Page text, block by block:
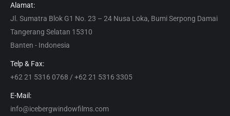
Alamat:
Jl. Sumatra Blok G1 No. 23 – 24 Nusa Loka, Bumi Serpong Damai
Tangerang Selatan 15310
Banten - Indonesia
Telp & Fax:
+62 21 5316 0768 / +62 21 5316 3305
E-Mail:
info@icebergwindowfilms.com